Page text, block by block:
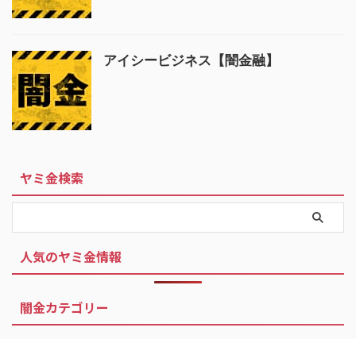
アイシービジネス【闇金融】
ヤミ金検索
人気のヤミ金情報
闇金カテゴリー